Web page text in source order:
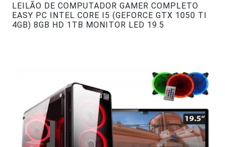
LEILÃO DE COMPUTADOR GAMER COMPLETO
EASY PC INTEL CORE I5 (GEFORCE GTX 1050 TI
4GB) 8GB HD 1TB MONITOR LED 19.5